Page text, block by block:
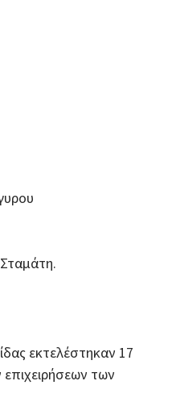
εκτελέστηκαν 17
των